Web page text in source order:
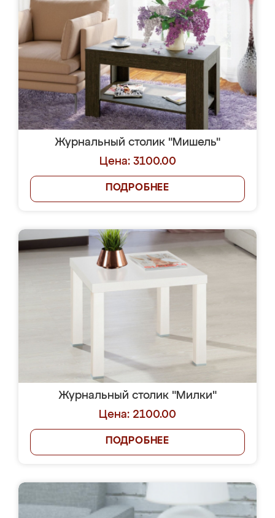
Журнальный столик "Мишель"
Цена: 3100.00
ПОДРОБНЕЕ
Журнальный столик "Милки"
Цена: 2100.00
ПОДРОБНЕЕ